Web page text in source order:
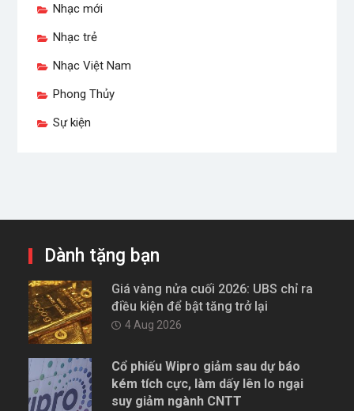
Nhạc mới
Nhạc trẻ
Nhạc Việt Nam
Phong Thủy
Sự kiện
Dành tặng bạn
Giá vàng nửa cuối 2026: UBS chỉ ra
điều kiện để bật tăng trở lại
4 Aug 2026
Cổ phiếu Wipro giảm sau dự báo
kém tích cực, làm dấy lên lo ngại
suy giảm ngành CNTT